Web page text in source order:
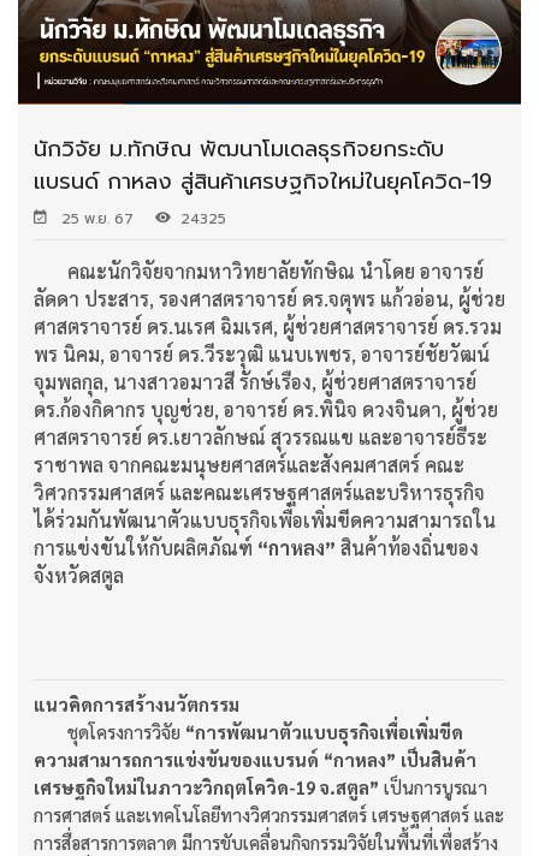
นักวิจัย ม.ทักษิณ พัฒนาโมเดลธุรกิจยกระดับ
แบรนด์ กาหลง สู่สินค้าเศรษฐกิจใหม่ในยุคโควิด-19
25 พ.ย. 67 24325
คณะนักวิจัยจากมหาวิทยาลัยทักษิณ นำโดย อาจารย์
ลัดดา ประสาร, รองศาสตราจารย์ ดร.จตุพร แก้วอ่อน, ผู้ช่วย
ศาสตราจารย์ ดร.นเรศ ฉิมเรศ, ผู้ช่วยศาสตราจารย์ ดร.รวม
พร นิคม, อาจารย์ ดร.วีระวุฒิ แนบเพชร, อาจารย์ชัยวัฒน์
จุมพลกุล, นางสาวอมาวสี รักษ์เรือง, ผู้ช่วยศาสตราจารย์
ดร.ก้องกิดากร บุญช่วย, อาจารย์ ดร.พินิจ ดวงจินดา, ผู้ช่วย
ศาสตราจารย์ ดร.เยาวลักษณ์ สุวรรณแข และอาจารย์ธีระ
ราชาพล จากคณะมนุษยศาสตร์และสังคมศาสตร์ คณะ
วิศวกรรมศาสตร์ และคณะเศรษฐศาสตร์และบริหารธุรกิจ
ได้ร่วมกันพัฒนาตัวแบบธุรกิจเพื่อเพิ่มขีดความสามารถใน
การแข่งขันให้กับผลิตภัณฑ์ “กาหลง” สินค้าท้องถิ่นของ
จังหวัดสตูล
แนวคิดการสร้างนวัตกรรม
ชุดโครงการวิจัย “การพัฒนาตัวแบบธุรกิจเพื่อเพิ่มขีด
ความสามารถการแข่งขันของแบรนด์ “กาหลง” เป็นสินค้า
เศรษฐกิจใหม่ในภาวะวิกฤตโควิด-19 จ.สตูล” เป็นการบูรณา
การศาสตร์ และเทคโนโลยีทางวิศวกรรมศาสตร์ เศรษฐศาสตร์ และ
การสื่อสารการตลาด มีการขับเคลื่อนกิจกรรมวิจัยในพื้นที่เพื่อสร้าง